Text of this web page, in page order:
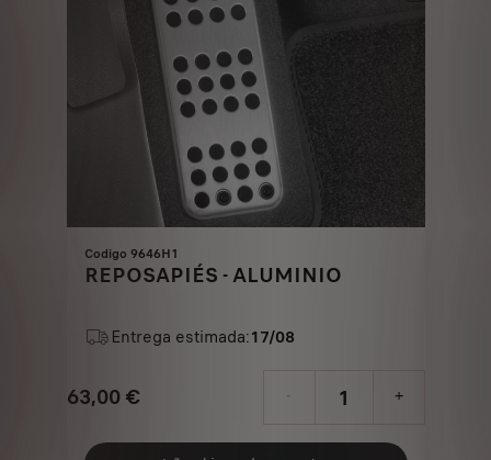
Codigo 9646H1
REPOSAPIÉS - ALUMINIO
Entrega estimada:17/08
63,00 €
Price
- +
Quantity